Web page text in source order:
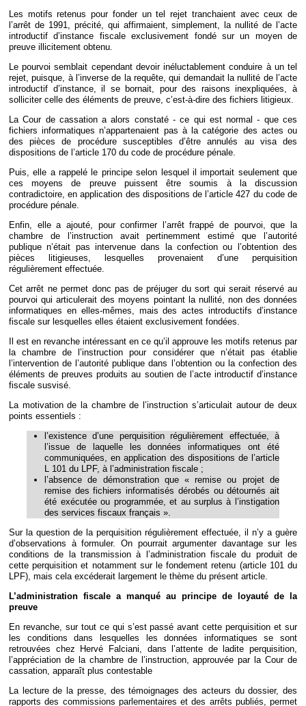
Les motifs retenus pour fonder un tel rejet tranchaient avec ceux de
l’arrêt de 1991, précité, qui affirmaient, simplement, la nullité de l’acte
introductif d’instance fiscale exclusivement fondé sur un moyen de
preuve illicitement obtenu.
Le pourvoi semblait cependant devoir inéluctablement conduire à un tel
rejet, puisque, à l’inverse de la requête, qui demandait la nullité de l’acte
introductif d’instance, il se bornait, pour des raisons inexpliquées, à
solliciter celle des éléments de preuve, c’est-à-dire des fichiers litigieux.
La Cour de cassation a alors constaté - ce qui est normal - que ces
fichiers informatiques n’appartenaient pas à la catégorie des actes ou
des pièces de procédure susceptibles d’être annulés au visa des
dispositions de l’article 170 du code de procédure pénale.
Puis, elle a rappelé le principe selon lesquel il importait seulement que
ces moyens de preuve puissent être soumis à la discussion
contradictoire, en application des dispositions de l’article 427 du code de
procédure pénale.
Enfin, elle a ajouté, pour confirmer l’arrêt frappé de pourvoi, que la
chambre de l’instruction avait pertinemment estimé que l’autorité
publique n’était pas intervenue dans la confection ou l’obtention des
pièces litigieuses, lesquelles provenaient d’une perquisition
régulièrement effectuée.
Cet arrêt ne permet donc pas de préjuger du sort qui serait réservé au
pourvoi qui articulerait des moyens pointant la nullité, non des données
informatiques en elles-mêmes, mais des actes introductifs d’instance
fiscale sur lesquelles elles étaient exclusivement fondées.
Il est en revanche intéressant en ce qu’il approuve les motifs retenus par
la chambre de l’instruction pour considérer que n’était pas établie
l’intervention de l’autorité publique dans l’obtention ou la confection des
éléments de preuves produits au soutien de l’acte introductif d’instance
fiscale susvisé.
La motivation de la chambre de l’instruction s’articulait autour de deux
points essentiels :
l’existence d’une perquisition régulièrement effectuée, à
l’issue de laquelle les données informatiques ont été
communiquées, en application des dispositions de l’article
L 101 du LPF, à l’administration fiscale ;
l’absence de démonstration que « remise ou projet de
remise des fichiers informatisés dérobés ou détournés ait
été exécutée ou programmée, et au surplus à l’instigation
des services fiscaux français ».
Sur la question de la perquisition régulièrement effectuée, il n’y a guère
d’observations à formuler. On pourrait argumenter davantage sur les
conditions de la transmission à l’administration fiscale du produit de
cette perquisition et notamment sur le fondement retenu (article 101 du
LPF), mais cela excéderait largement le thème du présent article.
L’administration fiscale a manqué au principe de loyauté de la
preuve
En revanche, sur tout ce qui s’est passé avant cette perquisition et sur
les conditions dans lesquelles les données informatiques se sont
retrouvées chez Hervé Falciani, dans l’attente de ladite perquisition,
l’appréciation de la chambre de l’instruction, approuvée par la Cour de
cassation, apparaît plus contestable
La lecture de la presse, des témoignages des acteurs du dossier, des
rapports des commissions parlementaires et des arrêts publiés, permet